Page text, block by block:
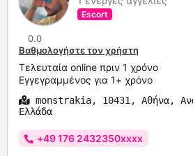
Escort
0.0
Βαθμολογήστε τον χρήστη
Τελευταία online πριν 1 χρόνο
Εγγεγραμμένος για 1+ χρόνο
monstrakia, 10431, Αθήνα,
Ελλάδα
‪+49 176 2432350xxxx